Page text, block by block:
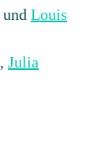
und Louis
, Julia